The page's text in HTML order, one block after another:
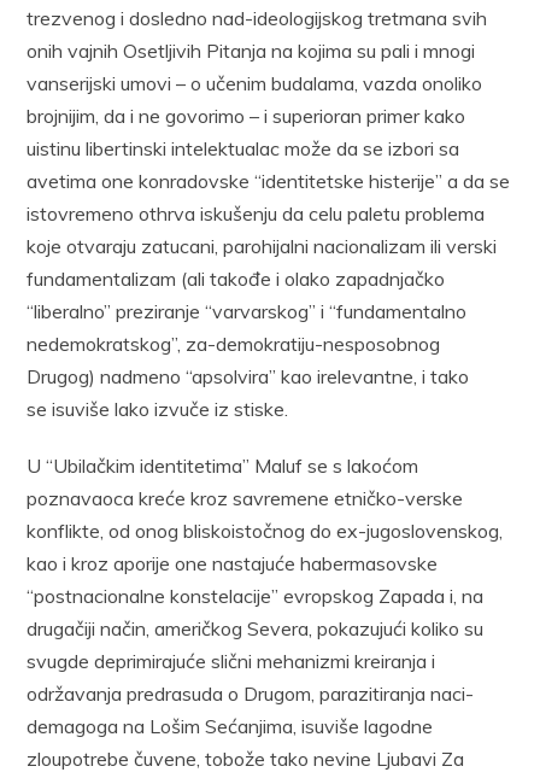
trezvenog i dosledno nad-ideologijskog tretmana svih
onih vajnih Osetljivih Pitanja na kojima su pali i mnogi
vanserijski umovi – o učenim budalama, vazda onoliko
brojnijim, da i ne govorimo – i superioran primer kako
uistinu libertinski intelektualac može da se izbori sa
avetima one konradovske “identitetske histerije” a da se
istovremeno othrva iskušenju da celu paletu problema
koje otvaraju zatucani, parohijalni nacionalizam ili verski
fundamentalizam (ali takođe i olako zapadnjačko
“liberalno” preziranje “varvarskog” i “fundamentalno
nedemokratskog”, za-demokratiju-nesposobnog
Drugog) nadmeno “apsolvira” kao irelevantne, i tako
se isuviše lako izvuče iz stiske.
U “Ubilačkim identitetima” Maluf se s lakoćom
poznavaoca kreće kroz savremene etničko-verske
konflikte, od onog bliskoistočnog do ex-jugoslovenskog,
kao i kroz aporije one nastajuće habermasovske
“postnacionalne konstelacije” evropskog Zapada i, na
drugačiji način, američkog Severa, pokazujući koliko su
svugde deprimirajuće slični mehanizmi kreiranja i
održavanja predrasuda o Drugom, parazitiranja naci-
demagoga na Lošim Sećanjima, isuviše lagodne
zloupotrebe čuvene, tobože tako nevine Ljubavi Za